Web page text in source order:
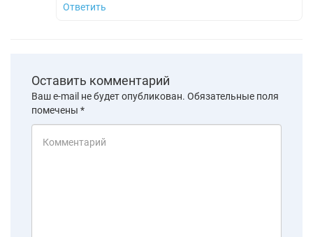
Ответить
Оставить комментарий
Ваш e-mail не будет опубликован. Обязательные поля
помечены *